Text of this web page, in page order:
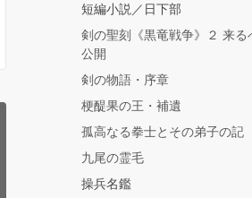
短編小説／日下部
剣の聖刻《黒竜戦争》２ 来る
公開
剣の物語・序章
梗醍果の王・補遺
孤高なる拳士とその弟子の記
九尾の霊毛
操兵名鑑